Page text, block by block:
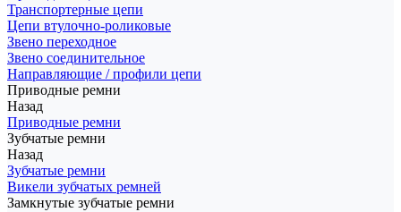
Транспортерные цепи
Цепи втулочно-роликовые
Звено переходное
Звено соединительное
Направляющие / профили цепи
Приводные ремни
Назад
Приводные ремни
Зубчатые ремни
Назад
Зубчатые ремни
Викели зубчатых ремней
Замкнутые зубчатые ремни